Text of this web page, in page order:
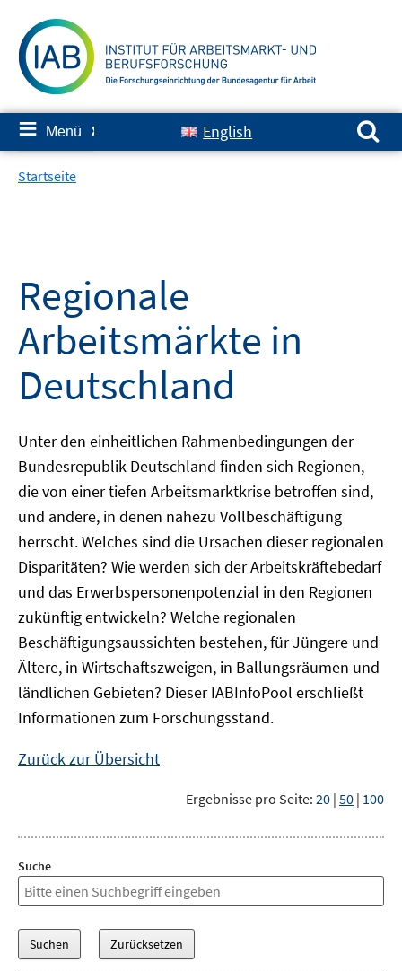
zum
Inhalt
≡ Menü ✘ English
Suchen nach:
Startseite
Regionale
Arbeitsmärkte in
Deutschland
Unter den einheitlichen Rahmenbedingungen der
Bundesrepublik Deutschland finden sich Regionen,
die von einer tiefen Arbeitsmarktkrise betroffen sind,
und andere, in denen nahezu Vollbeschäftigung
herrscht. Welches sind die Ursachen dieser regionalen
Disparitäten? Wie werden sich der Arbeitskräftebedarf
und das Erwerbspersonenpotenzial in den Regionen
zukünftig entwickeln? Welche regionalen
Beschäftigungsaussichten bestehen, für Jüngere und
Ältere, in Wirtschaftszweigen, in Ballungsräumen und
ländlichen Gebieten? DieserIABInfoPool erschließt
Informationen zum Forschungsstand.
Zurück zur Übersicht
Ergebnisse pro Seite: 20 | 50 | 100
Suche